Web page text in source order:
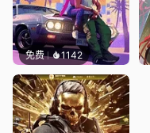
免费 1142